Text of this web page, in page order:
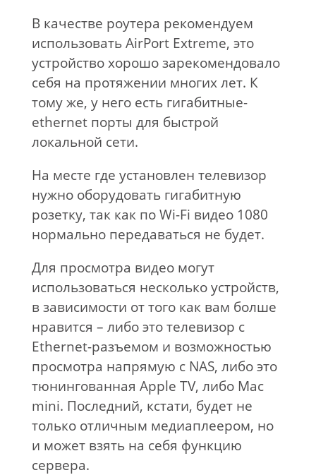
В качестве роутера рекомендуем
использовать AirPort Extreme, это
устройство хорошо зарекомендовало
себя на протяжении многих лет. К
тому же, у него есть гигабитные-
ethernet порты для быстрой
локальной сети.
На месте где установлен телевизор
нужно оборудовать гигабитную
розетку, так как по Wi-Fi видео 1080
нормально передаваться не будет.
Для просмотра видео могут
использоваться несколько устройств,
в зависимости от того как вам болше
нравится – либо это телевизор с
Ethernet-разъемом и возможностью
просмотра напрямую с NAS, либо это
тюнингованная Apple TV, либо Mac
mini. Последний, кстати, будет не
только отличным медиаплеером, но
и может взять на себя функцию
сервера.